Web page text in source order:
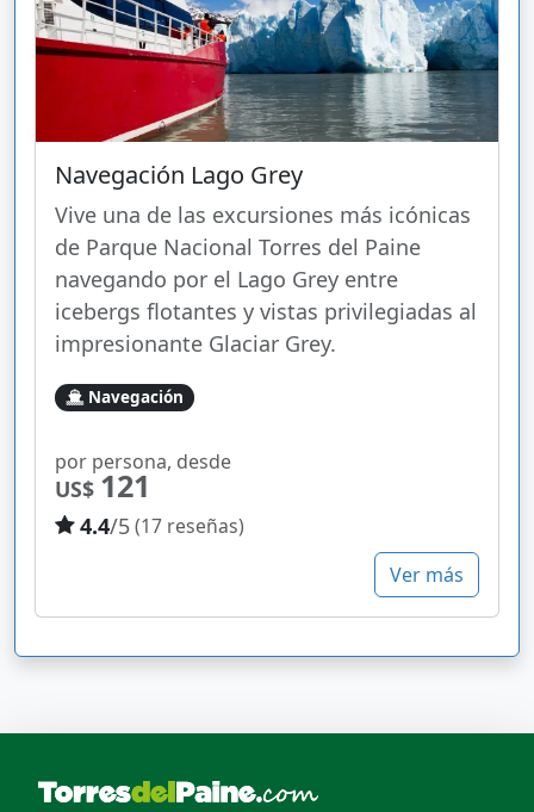
Navegación Lago Grey
Vive una de las excursiones más icónicas
de Parque Nacional Torres del Paine
navegando por el Lago Grey entre
icebergs flotantes y vistas privilegiadas al
impresionante Glaciar Grey.
Navegación
por persona, desde
US$ 121
4.4/5(17 reseñas)
Ver más